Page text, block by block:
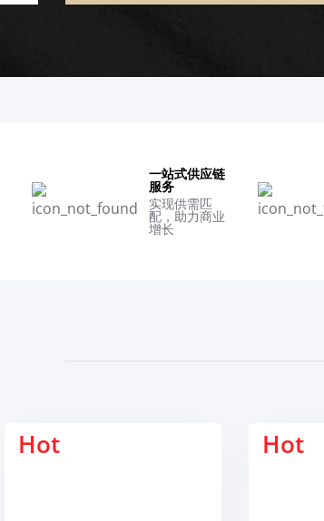
一站式供应链
服务
实现供需匹
配，助力商业
增长
Hot Hot